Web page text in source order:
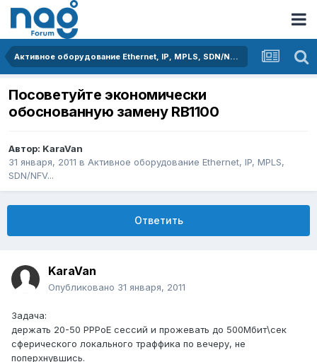
Активное оборудование Ethernet, IP, MPLS, SDN/NFV...
Посоветуйте экономически
обоснованную замену RB1100
Автор: KaraVan
31 января, 2011 в Активное оборудование Ethernet, IP, MPLS,
SDN/NFV...
Ответить
KaraVan
Опубликовано 31 января, 2011
Задача:
держать 20-50 PPPoE сессий и прожевать до 500Мбит\сек
сферического локального траффика по вечеру, не
поперхнувшись.